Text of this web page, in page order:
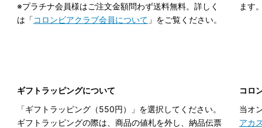
※プラチナ会員様はご注文金額問わず送料無料。詳しく
は「コロンビアクラブ会員について 」をご覧ください。
ます
ギフトラッピングについて
「ギフトラッピング（550円）」を選択してください。
ギフトラッピングの際は、商品の値札を外し、納品伝票
コロ
当オ
アカ